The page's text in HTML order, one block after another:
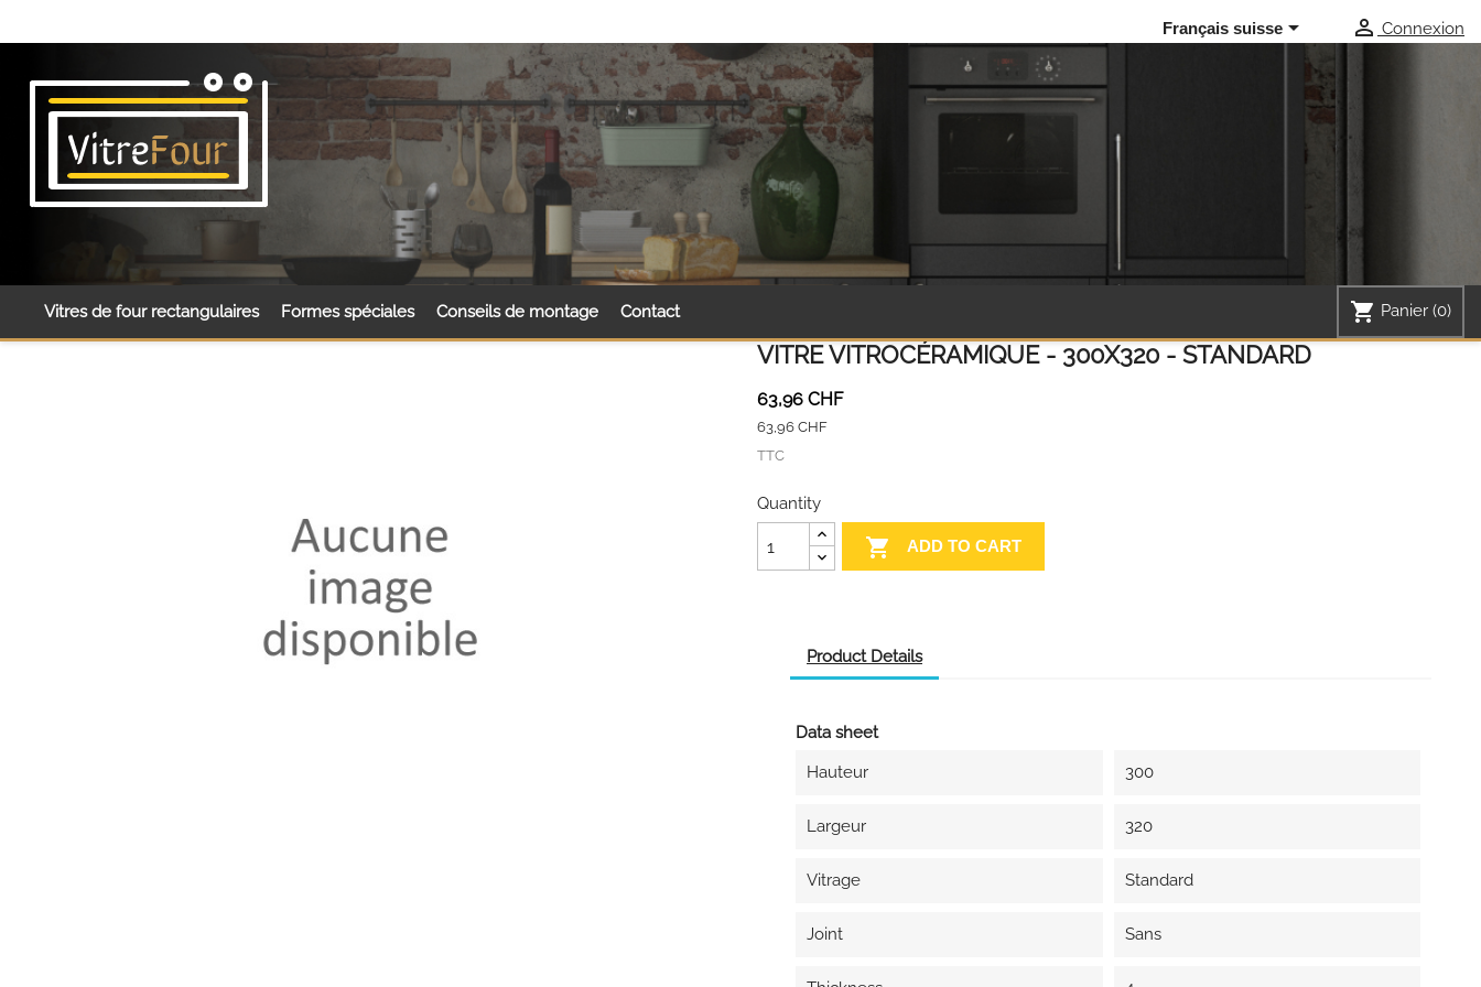
Français suisse  Connexion
shopping_cart Panier (0)
Vitres de four rectangulaires Formes spéciales Conseils de montage Contact
VITRE VITROCÉRAMIQUE - 300X320 - STANDARD
63,96 CHF
63,96 CHF
TTC
Quantity
 ADD TO CART
Product Details
Data sheet
Hauteur
300
Largeur 320
Vitrage Standard
Joint Sans